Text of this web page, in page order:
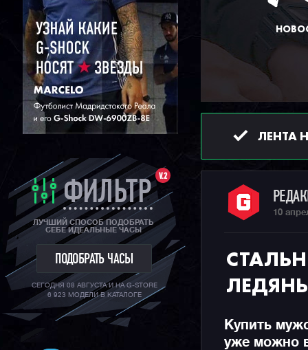
V.2
ФИЛЬТР
ЛУЧШИЙ СПОСОБ ПОДОБРАТЬ
СЕБЕ ИДЕАЛЬНЫЕ ЧАСЫ
ПОДОБРАТЬ ЧАСЫ
СЕГОДНЯ 08 АВГУСТА И НА G-STORE
6 923 МОДЕЛИ В КАТАЛОГЕ
ЛЕНТА
10
Купить
уже можно